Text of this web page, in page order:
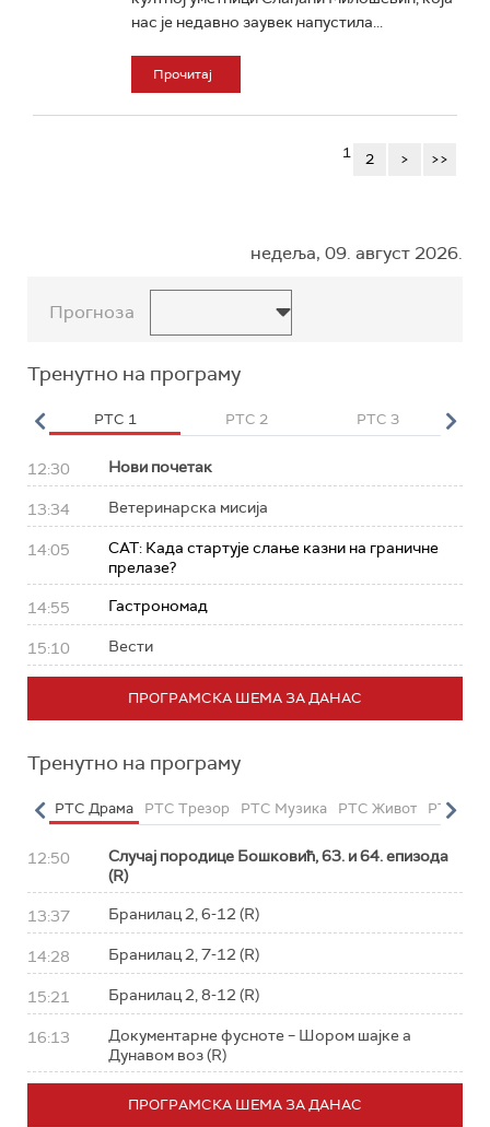
нас је недавно заувек напустила...
Прочитај
1 2 > >>
недеља, 09. август 2026.
Прогноза
Тренутно на програму
РТС 1 РТС 2 РТС 3
12:30 Нови почетак
13:34 Ветеринарска мисија
14:05
САТ: Када стартује слање казни на граничне
прелазе?
14:55 Гастрономад
15:10 Вести
ПРОГРАМСКА ШЕМА ЗА ДАНАС
Тренутно на програму
РТС Драма РТС Трезор РТС Музика РТС Живот РТС
12:50
Случај породице Бошковић, 63. и 64. епизода
(R)
13:37 Бранилац 2, 6-12 (R)
14:28 Бранилац 2, 7-12 (R)
15:21 Бранилац 2, 8-12 (R)
16:13
Документарне фусноте – Шором шајке а
Дунавом воз (R)
ПРОГРАМСКА ШЕМА ЗА ДАНАС